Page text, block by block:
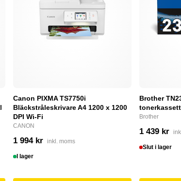
Canon PIXMA TS7750i
Bläckstråleskrivare A4 1200 x 1200
DPI Wi-Fi
CANON
1 994 kr inkl. moms
I lager
Brother
tonerkassett
Brother
1 439 kr
Slut i lager